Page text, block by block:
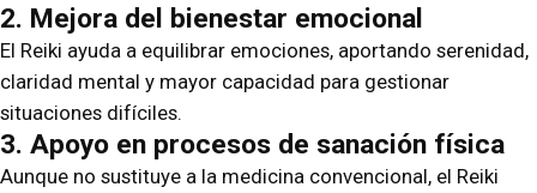
2. Mejora del bienestar emocional
El Reiki ayuda a equilibrar emociones, aportando serenidad,
claridad mental y mayor capacidad para gestionar
situaciones difíciles.
3. Apoyo en procesos de sanación física
Aunque no sustituye a la medicina convencional, el Reiki